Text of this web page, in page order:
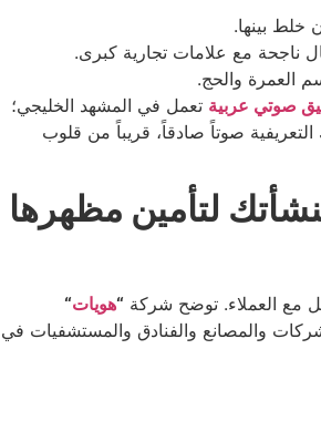
خلط بينها.
ناجحة مع علامات تجارية كبرى.
العمرة والحج.
صوتي عربية تعمل في المشهد الخليجي؛
صوتاً صادقاً، قريباً من قلوب
لتأمين مظهرها
مع العملاء. توضح شركة “هويات“
والمصانع والفنادق والمستشفيات في